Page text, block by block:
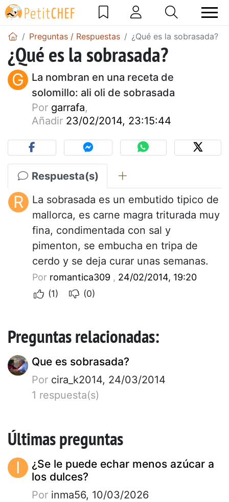
Preguntas / Respuestas ¿Qué es la sobrasada?
¿Qué es la sobrasada?
G
La nombran en una receta de
solomillo: ali oli de sobrasada
Por garrafa,
Añadir 23/02/2014, 23:15:44
Respuesta(s)
R
La sobrasada es un embutido tipico de
mallorca, es carne magra triturada muy
fina, condimentada con sal y
pimenton, se embucha en tripa de
cerdo y se deja curar unas semanas.
Por romantica309 , 24/02/2014, 19:20
(1)
(0)
Preguntas relacionadas:
Que es sobrasada?
Por cira_k2014, 24/03/2014
1 respuesta(s)
Últimas preguntas
I
¿Se le puede echar menos azúcar a
los dulces?
Por inma56, 10/03/2026